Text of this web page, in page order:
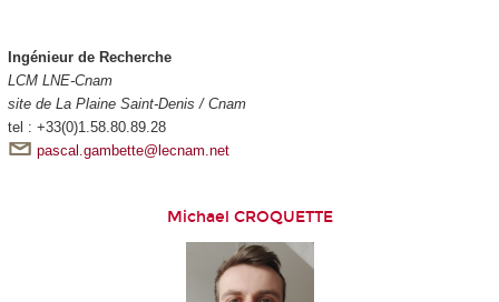
Ingénieur de Recherche
LCM LNE-Cnam
site de La Plaine Saint-Denis / Cnam
tel : +33(0)1.58.80.89.28
pascal.gambette@lecnam.net
Michael CROQUETTE